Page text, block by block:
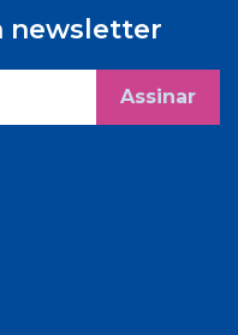
newsletter
Assinar